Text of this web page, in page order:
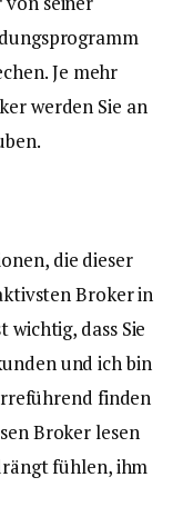
Je mehr
werden Sie an
die dieser
Broker in
wichtig, dass Sie
und ich bin
finden
Broker lesen
fühlen, ihm